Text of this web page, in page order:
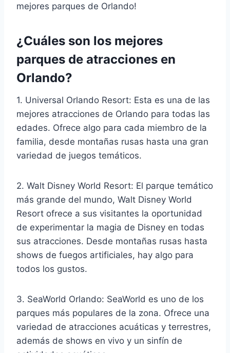
mejores parques de Orlando!
¿Cuáles son los mejores
parques de atracciones en
Orlando?
1. Universal Orlando Resort: Esta es una de las
mejores atracciones de Orlando para todas las
edades. Ofrece algo para cada miembro de la
familia, desde montañas rusas hasta una gran
variedad de juegos temáticos.
2. Walt Disney World Resort: El parque temático
más grande del mundo, Walt Disney World
Resort ofrece a sus visitantes la oportunidad
de experimentar la magia de Disney en todas
sus atracciones. Desde montañas rusas hasta
shows de fuegos artificiales, hay algo para
todos los gustos.
3. SeaWorld Orlando: SeaWorld es uno de los
parques más populares de la zona. Ofrece una
variedad de atracciones acuáticas y terrestres,
además de shows en vivo y un sinfín de